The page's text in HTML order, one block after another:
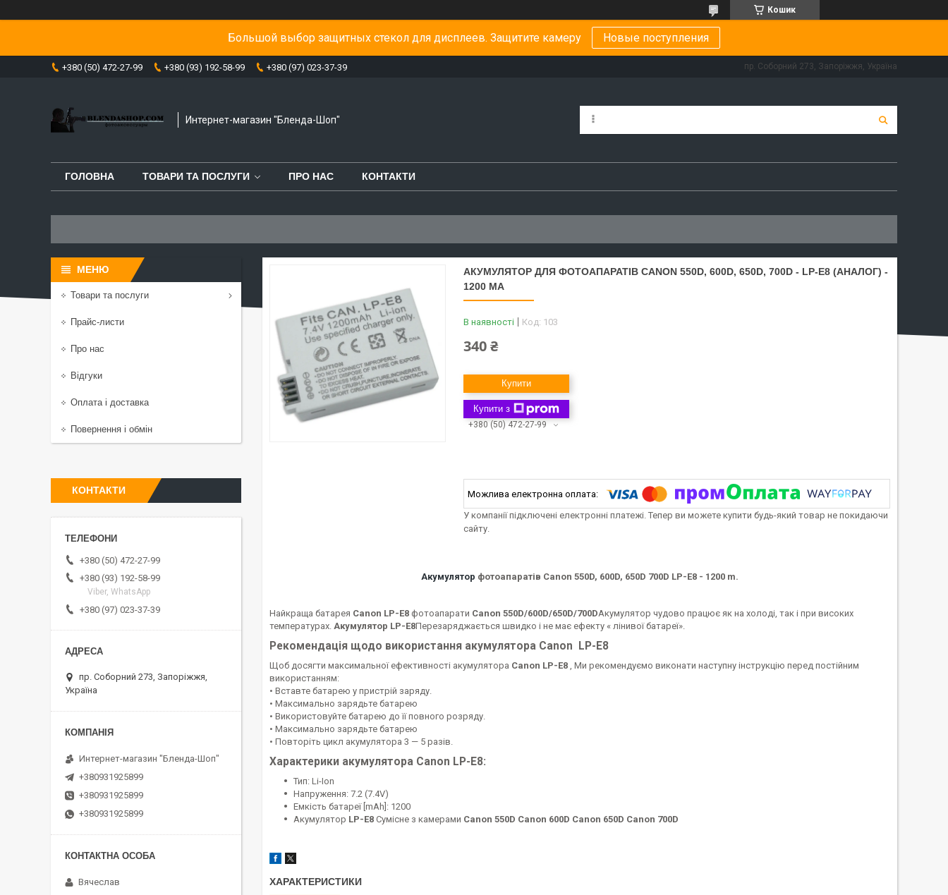
Кошик
Большой выбор защитных стекол для дисплеев. Защитите камеру Новые поступления
+380 (50) 472-27-99 +380 (93) 192-58-99 +380 (97) 023-37-39 пр. Соборний 273, Запоріжжя, Україна
Интернет-магазин "Бленда-Шоп"
ГОЛОВНА ТОВАРИ ТА ПОСЛУГИ ПРО НАС КОНТАКТИ
АКУМУЛЯТОР ДЛЯ ФОТОАПАРАТІВ CANON 550D, 600D, 650D, 700D - LP-E8 (АНАЛОГ) -
1200 MA
В наявності Код: 103
340 ₴
Купити
Купити з
+380 (50) 472-27-99
У компанії підключені електронні платежі. Тепер ви можете купити будь-який товар не покидаючи
сайту.
Акумулятор фотоапаратів Canon 550D, 600D, 650D 700D LP-E8 - 1200 m.
Найкраща батарея Canon LP-E8 фотоапарати Canon 550D/600D/650D/700DАкумулятор чудово працює як на холоді, так і при високих
температурах. Акумулятор LP-E8Перезаряджається швидко і не має ефекту « лінивої батареї».
Рекомендація щодо використання акумулятора Canon LP-E8
Щоб досягти максимальної ефективності акумулятора Canon LP-E8 , Ми рекомендуємо виконати наступну інструкцію перед постійним
використанням:
• Вставте батарею у пристрій заряду.
• Максимально зарядьте батарею
• Використовуйте батарею до її повного розряду.
• Максимально зарядьте батарею
• Повторіть цикл акумулятора 3 — 5 разів.
Характерики акумулятора Canon LP-E8:
Тип: Li-Ion
Напруження: 7.2 (7.4V)
Емкість батареї [mAh]: 1200
Акумулятор LP-E8 Сумісне з камерами Canon 550D Canon 600D Canon 650D Canon 700D
ХАРАКТЕРИСТИКИ
Товари та послуги
Прайс-листи
Про нас
Відгуки
Оплата і доставка
Повернення і обмін
КОНТАКТИ
+380 (50) 472-27-99
+380 (93) 192-58-99
Viber, WhatsApp
+380 (97) 023-37-39
пр. Соборний 273, Запоріжжя,
Україна
Интернет-магазин "Бленда-Шоп"
+380931925899
+380931925899
+380931925899
Вячеслав